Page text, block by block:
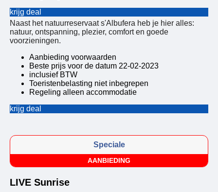
krijg deal
Naast het natuurreservaat s'Albufera heb je hier alles:
natuur, ontspanning, plezier, comfort en goede
voorzieningen.
Aanbieding voorwaarden
Beste prijs voor de datum 22-02-2023
inclusief BTW
Toeristenbelasting niet inbegrepen
Regeling alleen accommodatie
krijg deal
Speciale
AANBIEDING
LIVE Sunrise